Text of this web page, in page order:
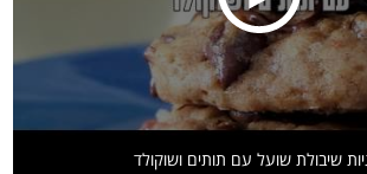
שיבולת שועל עם תותים ושוקולד